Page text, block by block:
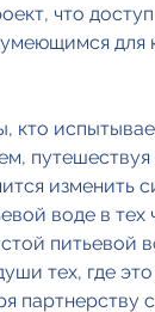
что
для
кто
изменить
воде в
питьевой
тех, где
партнерству